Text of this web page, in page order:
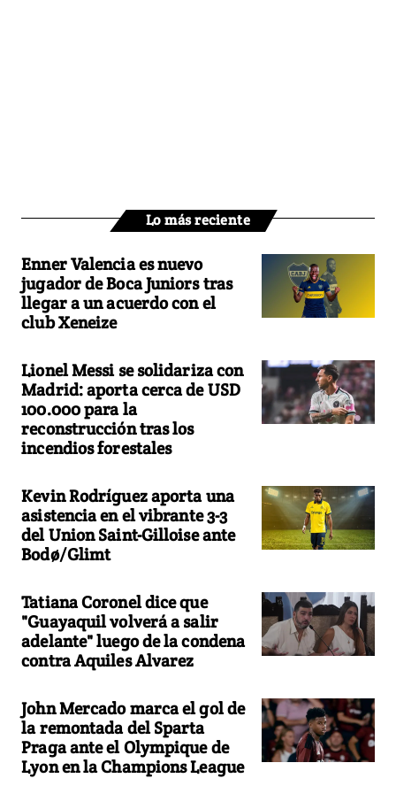
Lo más reciente
Enner Valencia es nuevo
jugador de Boca Juniors tras
llegar a un acuerdo con el
club Xeneize
Lionel Messi se solidariza con
Madrid: aporta cerca de USD
100.000 para la
reconstrucción tras los
incendios forestales
Kevin Rodríguez aporta una
asistencia en el vibrante 3-3
del Union Saint-Gilloise ante
Bodø/Glimt
Tatiana Coronel dice que
"Guayaquil volverá a salir
adelante" luego de la condena
contra Aquiles Alvarez
John Mercado marca el gol de
la remontada del Sparta
Praga ante el Olympique de
Lyon en la Champions League